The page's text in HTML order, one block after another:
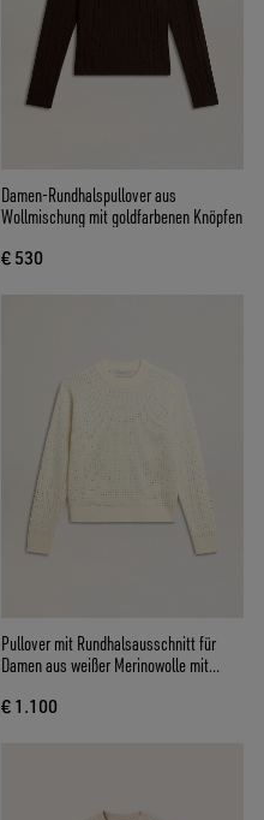
Damen-Rundhalspullover aus
Wollmischung mit goldfarbenen Knöpfen
€ 530
Pullover mit Rundhalsausschnitt für
Damen aus weißer Merinowolle mit
€ 1.100